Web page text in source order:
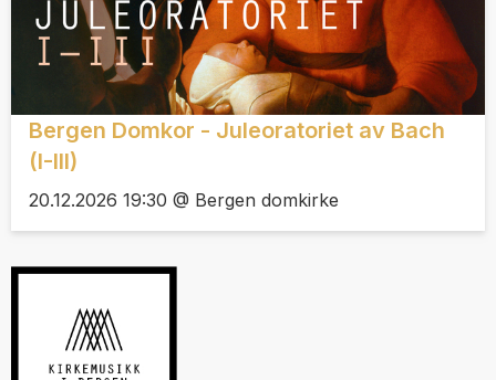
Bergen Domkor - Juleoratoriet av Bach
(I-III)
20.12.2026 19:30 @ Bergen domkirke